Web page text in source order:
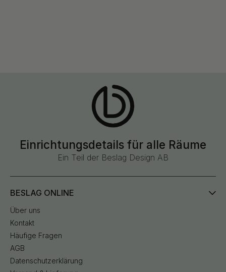
Einrichtungsdetails für alle Räume
Ein Teil der Beslag Design AB
BESLAG ONLINE
Über uns
Kontakt
Häufige Fragen
AGB
Datenschutzerklärung